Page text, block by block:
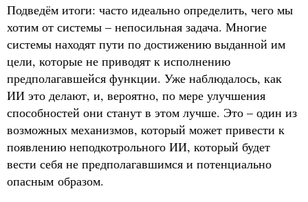
Подведём итоги: часто идеально определить, чего мы
хотим от системы – непосильная задача. Многие
системы находят пути по достижению выданной им
цели, которые не приводят к исполнению
предполагавшейся функции. Уже наблюдалось, как
ИИ это делают, и, вероятно, по мере улучшения
способностей они станут в этом лучше. Это – один из
возможных механизмов, который может привести к
появлению неподкотрольного ИИ, который будет
вести себя не предполагавшимся и потенциально
опасным образом.